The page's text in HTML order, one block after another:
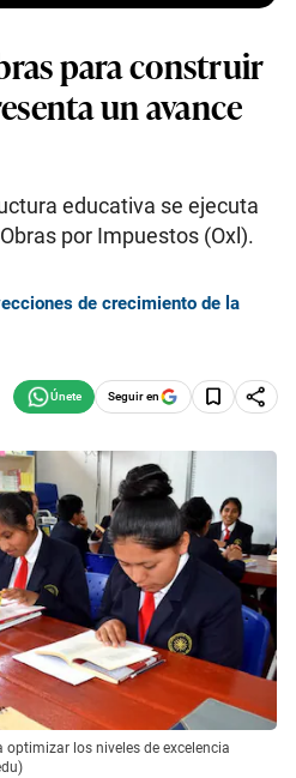
para construir
un avance
educativa se ejecuta
por Impuestos (Oxl).
de crecimiento de la
Seguir en
optimizar los niveles de excelencia